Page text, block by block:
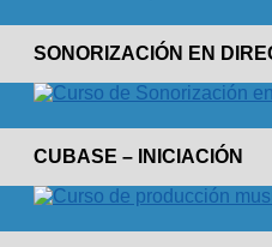
SONORIZACIÓN EN
CUBASE – INICIACIÓN